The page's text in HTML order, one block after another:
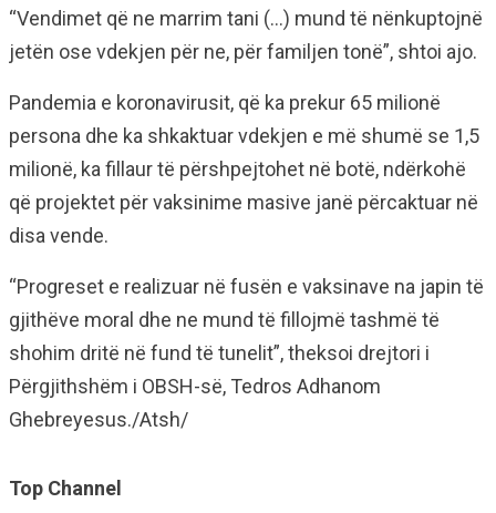
“Vendimet që ne marrim tani (…) mund të nënkuptojnë
jetën ose vdekjen për ne, për familjen tonë”, shtoi ajo.
Pandemia e koronavirusit, që ka prekur 65 milionë
persona dhe ka shkaktuar vdekjen e më shumë se 1,5
milionë, ka fillaur të përshpejtohet në botë, ndërkohë
që projektet për vaksinime masive janë përcaktuar në
disa vende.
“Progreset e realizuar në fusën e vaksinave na japin të
gjithëve moral dhe ne mund të fillojmë tashmë të
shohim dritë në fund të tunelit”, theksoi drejtori i
Përgjithshëm i OBSH-së, Tedros Adhanom
Ghebreyesus./Atsh/
Top Channel